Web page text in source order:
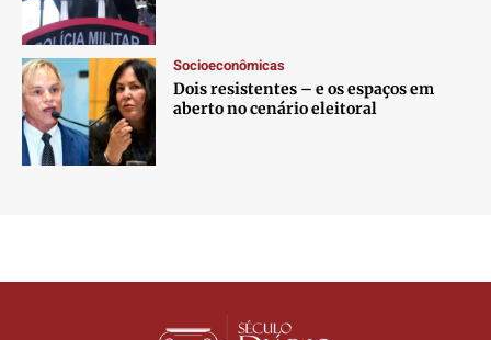
Socioeconômicas
Dois resistentes – e os espaços em
aberto no cenário eleitoral